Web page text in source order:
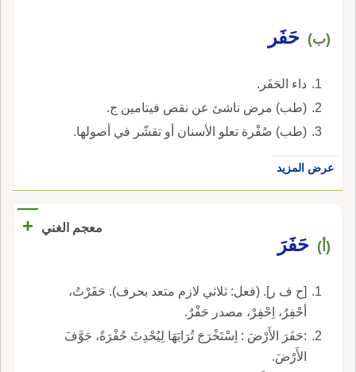
(ب) حَفَر
داء الحَفَر.
(طب) مرض ناشئ عن نقص فيتامين ج.
(طب) صُفْرة تعلو الأسنان أو تقشّر في أصولها.
عرض المزيد
معجم الغني +
(أ) حَفَرَ
[ح ف ر]. (فعل: ثلاثي لازم متعد بحرف). حَفَرْتُ،
أحْفِرُ، اِحْفِرْ، مصدر حَفْرٌ.
:حَفَرَ الأَرْضَ : اِسْتَخْرَجَ تُرَابَهَا لِيُحْدِثَ حُفْرَةً، جَوَّفَ
الأَرْضَ.